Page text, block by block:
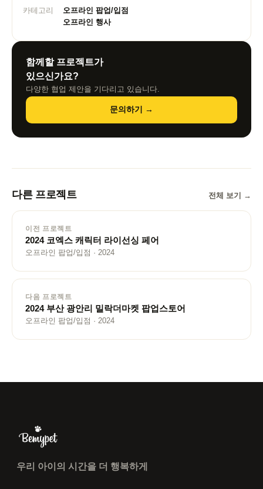
카테고리
오프라인 팝업/입점
오프라인 행사
함께할 프로젝트가
있으신가요?
다양한 협업 제안을 기다리고 있습니다.
문의하기 →
다른 프로젝트 전체 보기 →
이전 프로젝트
2024 코엑스 캐릭터 라이선싱 페어
오프라인 팝업/입점 · 2024
다음 프로젝트
2024 부산 광안리 밀락더마켓 팝업스토어
오프라인 팝업/입점 · 2024
우리 아이의 시간을 더 행복하게